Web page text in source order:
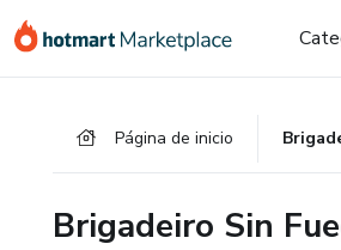
Página de inicio
Brigadeiro Sin